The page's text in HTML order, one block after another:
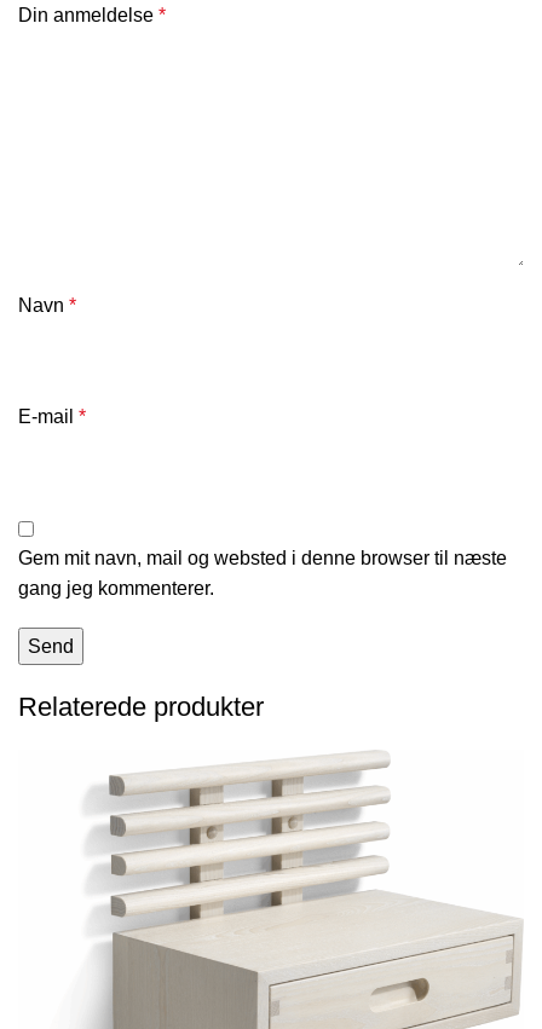
Din anmeldelse *
Navn *
E-mail *
Gem mit navn, mail og websted i denne browser til næste
gang jeg kommenterer.
Relaterede produkter